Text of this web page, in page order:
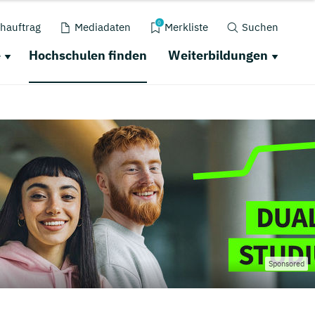
Mediadaten 0 Merkliste Suchen
Hochschulen finden Weiterbildungen
Sponsored